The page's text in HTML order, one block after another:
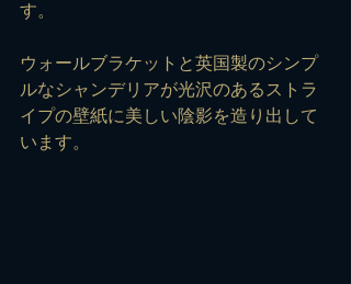
す。
ウォールブラケットと英国製のシンプ
ルなシャンデリアが光沢のあるストラ
イプの壁紙に美しい陰影を造り出して
います。